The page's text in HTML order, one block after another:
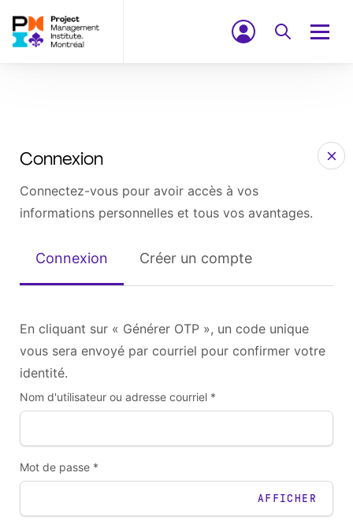
Connexion
Connectez-vous pour avoir accès à vos
informations personnelles et tous vos avantages.
Connexion Créer un compte
En cliquant sur « Générer OTP », un code unique
vous sera envoyé par courriel pour confirmer votre
identité.
Nom d'utilisateur ou adresse courriel *
Mot de passe *
AFFICHER